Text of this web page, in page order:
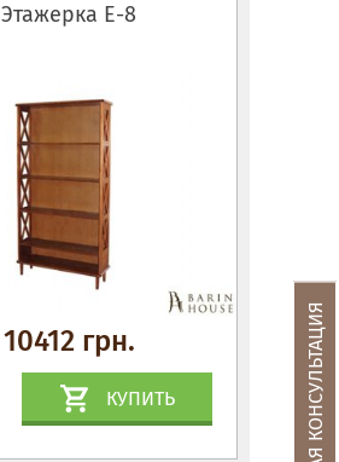
Этажерка Е-8
10412 грн.
КУПИТЬ